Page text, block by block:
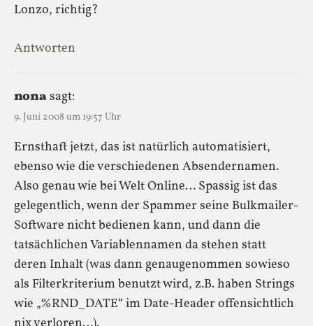
Lonzo, richtig?
Antworten
nonasagt:
9. Juni 2008 um 19:57 Uhr
Ernsthaft jetzt, das ist natürlich automatisiert,
ebenso wie die verschiedenen Absendernamen.
Also genau wie bei Welt Online… Spassig ist das
gelegentlich, wenn der Spammer seine Bulkmailer-
Software nicht bedienen kann, und dann die
tatsächlichen Variablennamen da stehen statt
deren Inhalt (was dann genaugenommen sowieso
als Filterkriterium benutzt wird, z.B. haben Strings
wie „%RND_DATE“ im Date-Header offensichtlich